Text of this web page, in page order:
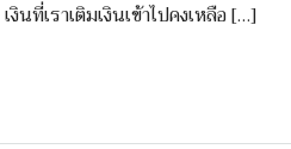
นที่เราเติมเงินเข้าไปคงเหลือ […]